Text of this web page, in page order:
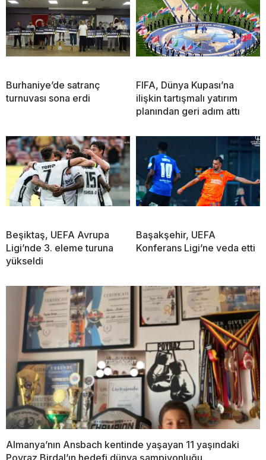
Burhaniye’de satranç
turnuvası sona erdi
FIFA, Dünya Kupası’na
ilişkin tartışmalı yatırım
planından geri adım attı
Beşiktaş, UEFA Avrupa
Ligi’nde 3. eleme turuna
yükseldi
Başakşehir, UEFA
Konferans Ligi’ne veda etti
Almanya’nın Ansbach kentinde yaşayan 11 yaşındaki
Poyraz Birdal’ın hedefi dünya şampiyonluğu